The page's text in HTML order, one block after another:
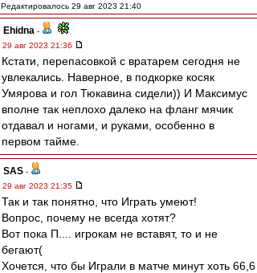
Редактировалось 29 авг 2023 21:40
Ehidna -
29 авг 2023 21:36
Кстати, перепасовкой с вратарем сегодня не
увлекались. Наверное, в подкорке косяк
Умярова и гол Тюкавина сидели)) И Максимус
вполне так неплохо далеко на фланг мячик
отдавал и ногами, и руками, особенно в
первом тайме.
SAS -
29 авг 2023 21:35
Так и так понятно, что Играть умеют!
Вопрос, почему не всегда хотят?
Вот пока П.... игрокам не вставят, то и не
бегают(
Хочется, что бы Играли в матче минут хоть 66,6